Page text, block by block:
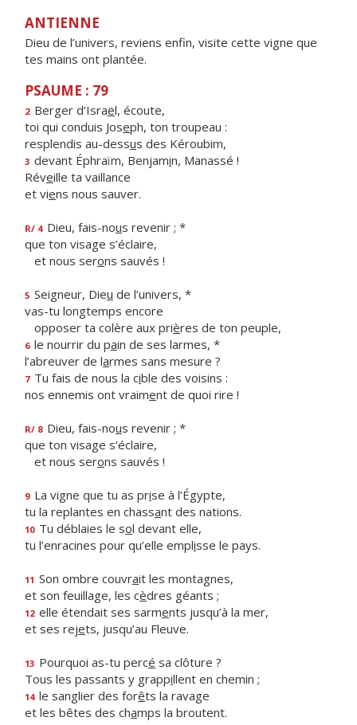
ANTIENNE
Dieu de l’univers, reviens enfin, visite cette vigne que
tes mains ont plantée.
PSAUME : 79
2 Berger d’Israël, écoute,
toi qui conduis Joseph, ton troupeau :
resplendis au-dessus des Kéroubim,
3 devant Éphraïm, Benjamin, Manassé !
Réveille ta vaillance
et viens nous sauver.
R/ 4 Dieu, fais-nous revenir ; *
que ton visage s’éclaire,
et nous serons sauvés !
5 Seigneur, Dieu de l’univers, *
vas-tu longtemps encore
opposer ta colère aux prières de ton peuple,
6 le nourrir du pain de ses larmes, *
l’abreuver de larmes sans mesure ?
7 Tu fais de nous la cible des voisins :
nos ennemis ont vraiment de quoi rire !
R/ 8 Dieu, fais-nous revenir ; *
que ton visage s’éclaire,
et nous serons sauvés !
9 La vigne que tu as prise à l’Égypte,
tu la replantes en chassant des nations.
10 Tu déblaies le sol devant elle,
tu l’enracines pour qu’elle emplisse le pays.
11 Son ombre couvrait les montagnes,
et son feuillage, les cèdres géants ;
12 elle étendait ses sarments jusqu’à la mer,
et ses rejets, jusqu’au Fleuve.
13 Pourquoi as-tu percé sa clôture ?
Tous les passants y grappillent en chemin ;
14 le sanglier des forêts la ravage
et les bêtes des champs la broutent.